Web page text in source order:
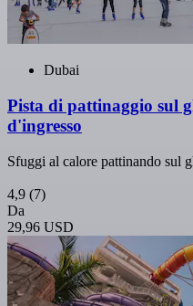
Dubai
Pista di pattinaggio sul
d'ingresso
Sfuggi al calore pattinando sul
4,9 (7)
Da
29,96 USD